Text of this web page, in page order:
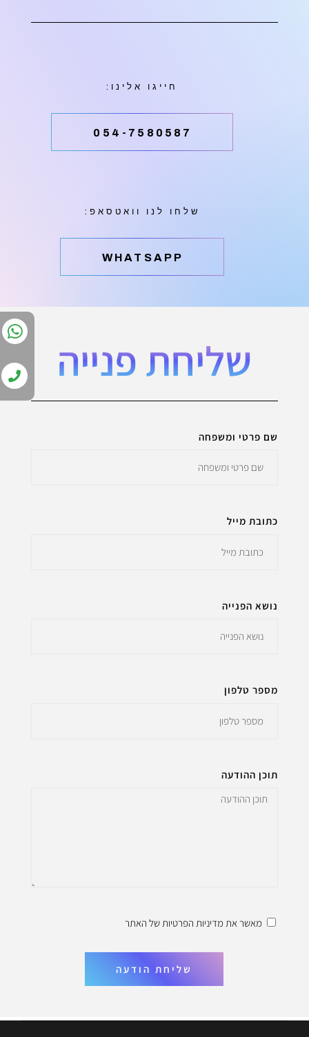
חייגו אלינו:
054-7580587
שלחו לנו וואטסאפ:
‫WHATSAPP
שליחת פנייה
שם פרטי ומשפחה
כתובת מייל
נושא הפנייה
מספר טלפון
תוכן ההודעה
מאשר את מדיניות הפרטיותשל האתר
שליחת הודעה